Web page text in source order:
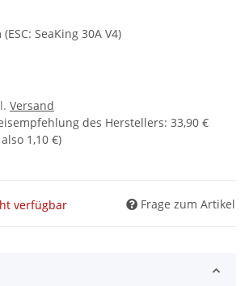
SeaKing 30A V4)
Versand
des Herstellers: 33,90 €
1,10 €)
verfügbar Frage zum Artikel